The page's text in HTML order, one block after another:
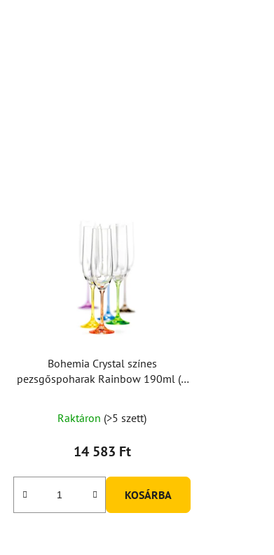
Bohemia Crystal színes
pezsgőspoharak Rainbow 190ml (6
Raktáron (>5 szett)
14 583 Ft
KOSÁRBA